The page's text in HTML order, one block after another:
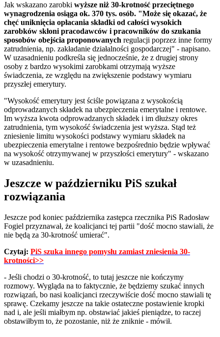
Jak wskazano zarobki wyższe niż 30-krotność przeciętnego
wynagrodzenia osiąga ok. 370 tys. osób. "Może się okazać, że
chęć uniknięcia opłacania składki od całości wysokich
zarobków skłoni pracodawców i pracowników do szukania
sposobów obejścia proponowanych regulacji poprzez inne formy
zatrudnienia, np. zakładanie działalności gospodarczej" - napisano.
W uzasadnieniu podkreśla się jednocześnie, że z drugiej strony
osoby z bardzo wysokimi zarobkami otrzymają wyższe
świadczenia, ze względu na zwiększenie podstawy wymiaru
przyszłej emerytury.
"Wysokość emerytury jest ściśle powiązana z wysokością
odprowadzanych składek na ubezpieczenia emerytalne i rentowe.
Im wyższa kwota odprowadzanych składek i im dłuższy okres
zatrudnienia, tym wysokość świadczenia jest wyższa. Stąd też
zniesienie limitu wysokości podstawy wymiaru składek na
ubezpieczenia emerytalne i rentowe bezpośrednio będzie wpływać
na wysokość otrzymywanej w przyszłości emerytury" - wskazano
w uzasadnieniu.
Jeszcze w październiku PiS szukał
rozwiązania
Jeszcze pod koniec października zastępca rzecznika PiS Radosław
Fogiel przyznawał, że koalicjanci tej partii "dość mocno stawiali, że
nie będą za 30-krotność umierać".
Czytaj: PiS szuka innego pomysłu zamiast zniesienia 30-
krotności>>
- Jeśli chodzi o 30-krotność, to tutaj jeszcze nie kończymy
rozmowy. Wygląda na to faktycznie, że będziemy szukać innych
rozwiązań, bo nasi koalicjanci rzeczywiście dość mocno stawiali tę
sprawę. Czekamy jeszcze na takie ostateczne postawienie kropki
nad i, ale jeśli miałbym np. obstawiać jakieś pieniądze, to raczej
obstawiłbym to, że pozostanie, niż że zniknie - mówił.